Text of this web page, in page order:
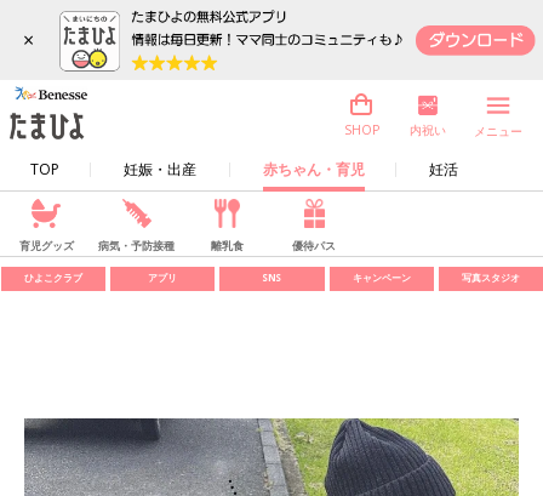
×
TOP 妊娠・出産 赤ちゃん・育児 妊活
SHOP 内祝い メニュー
育児グッズ 病気・予防接種 離乳食 優待パス
ひよこクラブ アプリ SNS キャンペーン 写真スタジオ